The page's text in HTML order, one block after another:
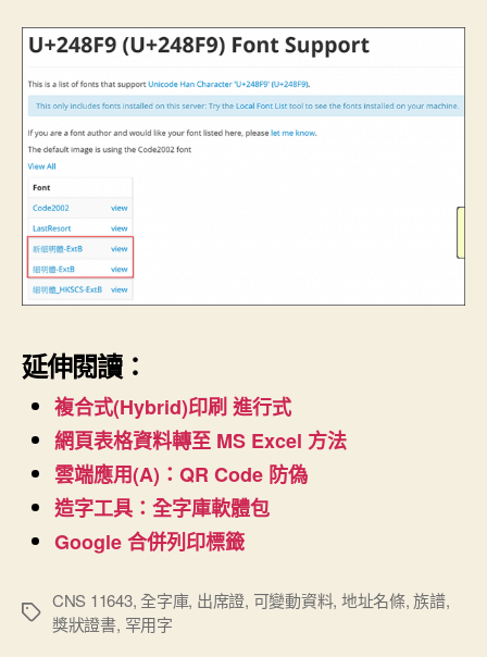
延伸閱讀：
複合式(Hybrid)印刷 進行式
網頁表格資料轉至 MS Excel 方法
雲端應用(A)：QR Code 防偽
造字工具：全字庫軟體包
Google 合併列印標籤
標
CNS 11643,全字庫, 出席證, 可變動資料, 地址名條,族譜,
獎狀證書, 罕用字